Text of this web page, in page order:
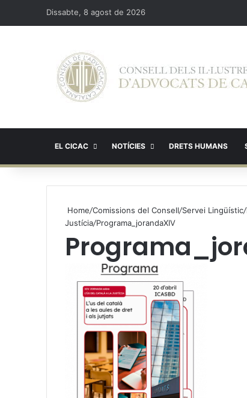
Dissabte, 8 agost de 2026
EL CICAC NOTÍCIES DRETS HUMANS
Home/Comissions del Consell/Servei Lingüístic/
Justícia/Programa_jorandaXIV